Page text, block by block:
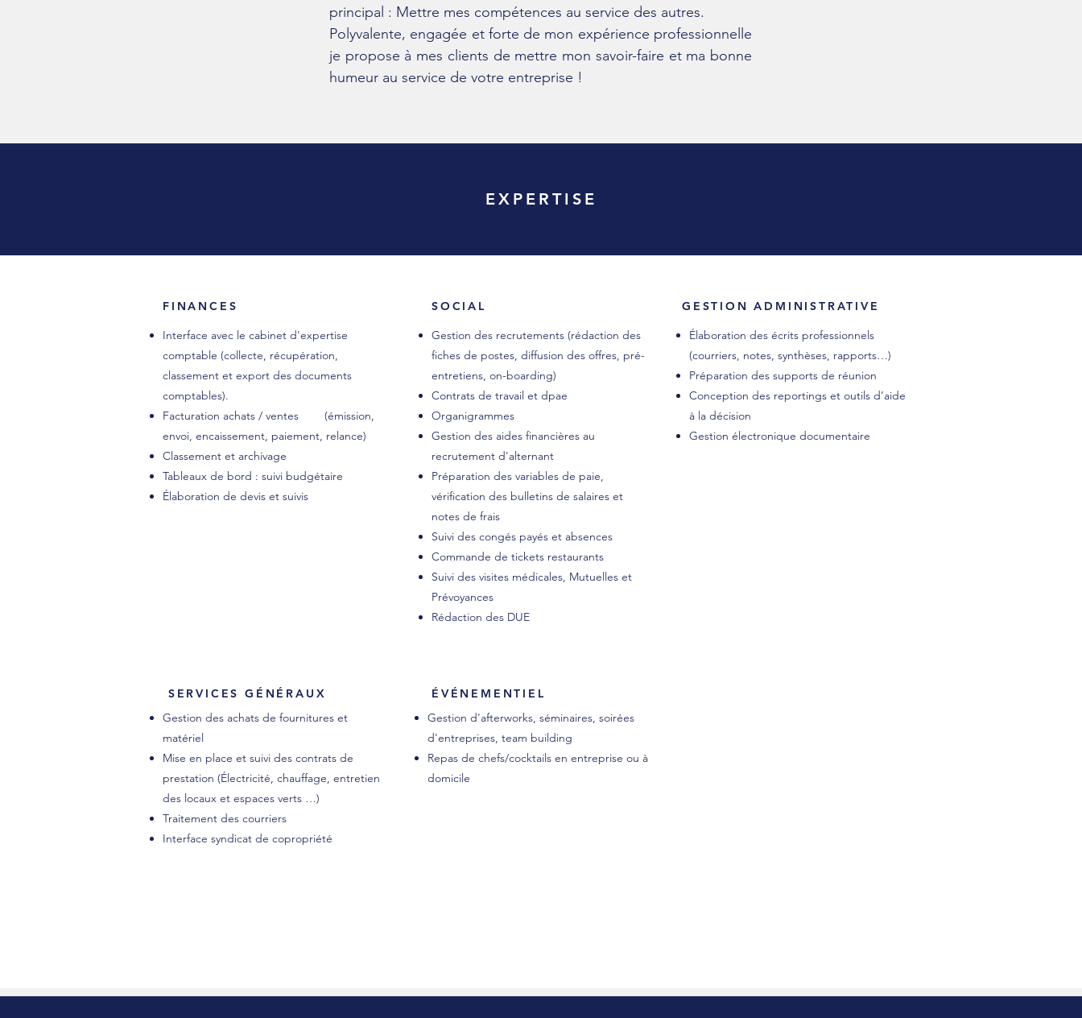
principal : Mettre mes compétences au service des autres.
Polyvalente, engagée et forte de mon expérience professionnelle
je propose à mes clients de mettre mon savoir-faire et ma bonne
humeur au service de votre entreprise !
EXPERTISE
FINANCES
Interface avec le cabinet d'expertise
comptable (collecte, récupération,
classement et export des documents
comptables).
Facturation achats / ventes (émission,
envoi, encaissement, paiement, relance)
Classement et archivage
Tableaux de bord : suivi budgétaire
Élaboration de devis et suivis
SOCIAL
Gestion des recrutements (rédaction des
fiches de postes, diffusion des offres, pré-
entretiens, on-boarding)
Contrats de travail et dpae
Organigrammes
Gestion des aides financières au
recrutement d'alternant
Préparation des variables de paie,
vérification des bulletins de salaires et
notes de frais
Suivi des congés payés et absences
Commande de tickets restaurants
Suivi des visites médicales, Mutuelles et
Prévoyances
Rédaction des DUE
GESTION ADMINISTRATIVE
Élaboration des écrits professionnels
(courriers, notes, synthèses, rapports…)
Préparation des supports de réunion
Conception des reportings et outils d’aide
à la décision
Gestion électronique documentaire
SERVICES GÉNÉRAUX
Gestion des achats de fournitures et
matériel
Mise en place et suivi des contrats de
prestation (Électricité, chauffage, entretien
des locaux et espaces verts …)
Traitement des courriers
Interface syndicat de copropriété
ÉVÉNEMENTIEL
Gestion d'afterworks, séminaires, soirées
d'entreprises, team building
Repas de chefs/cocktails en entreprise ou à
domicile